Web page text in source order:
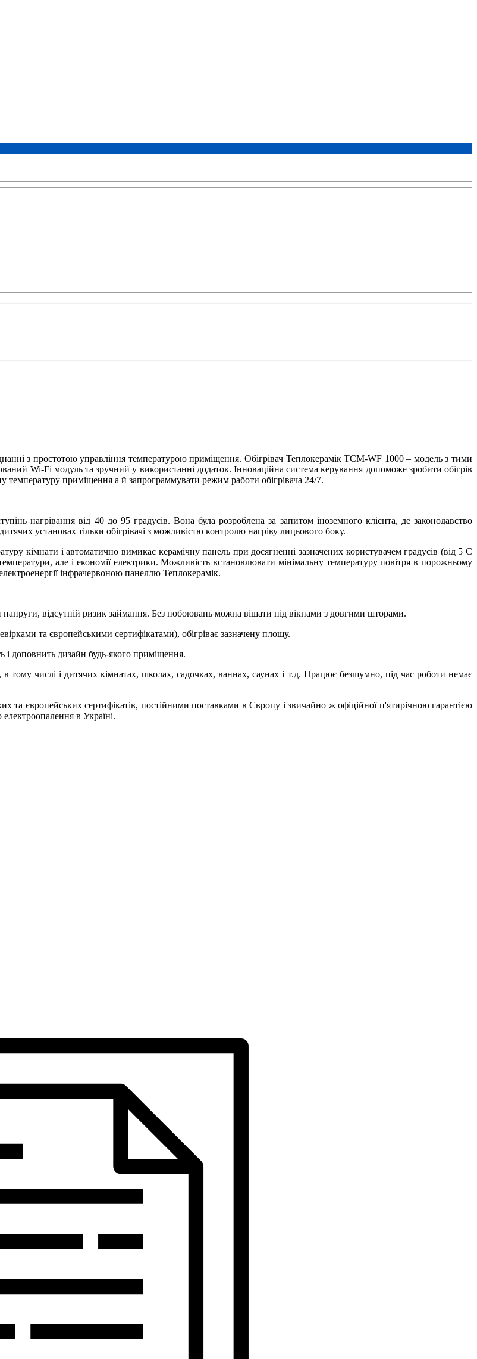
з простотою управління температурою приміщення. Обігрівач Теплокерамік ТСМ-WF 1000 – модель з тими
Wi-Fi модуль та зручний у використанні додаток. Інноваційна система керування допоможе зробити обігрів
приміщення а й запрограммувати режим работи обігрівача 24/7.
нагрівання від 40 до 95 градусів. Вона була розроблена за запитом іноземного клієнта, де законодавство
установах тільки обігрівачі з можливістю контролю нагріву лицьового боку.
кімнати і автоматично вимикає керамічну панель при досягненні зазначених користувачем градусів (від 5 С
але і економії електрики. Можливість встановлювати мінімальну температуру повітря в порожньому
інфрачервоною панеллю Теплокерамік.
відсутній ризик займання. Без побоювань можна вішати під вікнами з довгими шторами.
та європейськими сертифікатами), обігріває зазначену площу.
і доповнить дизайн будь-якого приміщення.
тому числі і дитячих кімнатах, школах, садочках, ваннах, саунах і т.д. Працює безшумно, під час роботи немає
та європейських сертифікатів, постійними поставками в Європу і звичайно ж офіційної п'ятирічною гарантією
в Україні.